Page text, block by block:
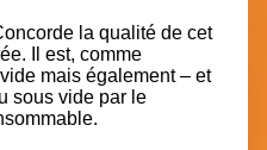
la qualité de cet
Il est, comme
mais également – et
sous vide par le